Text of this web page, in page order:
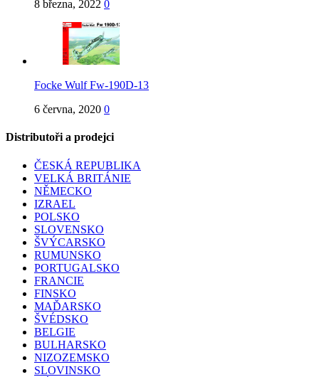
8 března, 2022 0
Focke Wulf Fw-190D-13
6 června, 2020 0
Distributoři a prodejci
ČESKÁ REPUBLIKA
VELKÁ BRITÁNIE
NĚMECKO
IZRAEL
POLSKO
SLOVENSKO
ŠVÝCARSKO
RUMUNSKO
PORTUGALSKO
FRANCIE
FINSKO
MAĎARSKO
ŠVÉDSKO
BELGIE
BULHARSKO
NIZOZEMSKO
SLOVINSKO